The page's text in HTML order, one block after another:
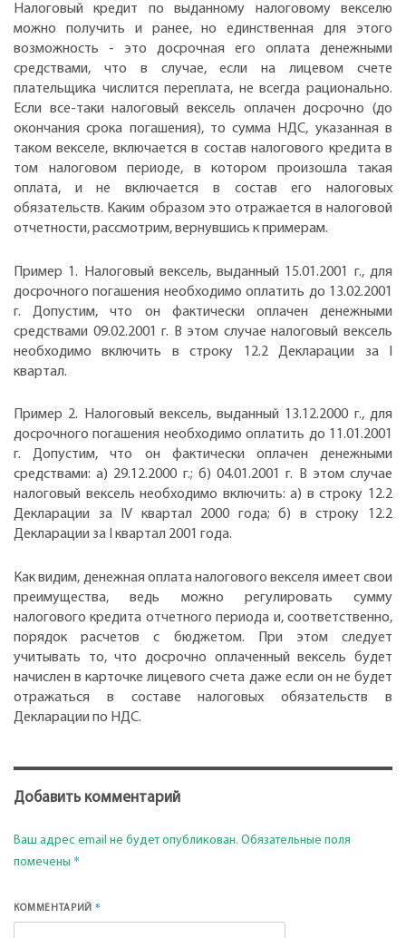
Налоговый кредит по выданному налоговому векселю
можно получить и ранее, но единственная для этого
возможность - это досрочная его оплата денежными
средствами, что в случае, если на лицевом счете
плательщика числится переплата, не всегда рационально.
Если все-таки налоговый вексель оплачен досрочно (до
окончания срока погашения), то сумма НДС, указанная в
таком векселе, включается в состав налогового кредита в
том налоговом периоде, в котором произошла такая
оплата, и не включается в состав его налоговых
обязательств. Каким образом это отражается в налоговой
отчетности, рассмотрим, вернувшись к примерам.
Пример 1. Налоговый вексель, выданный 15.01.2001 г., для
досрочного погашения необходимо оплатить до 13.02.2001
г. Допустим, что он фактически оплачен денежными
средствами 09.02.2001 г. В этом случае налоговый вексель
необходимо включить в строку 12.2 Декларации за I
квартал.
Пример 2. Налоговый вексель, выданный 13.12.2000 г., для
досрочного погашения необходимо оплатить до 11.01.2001
г. Допустим, что он фактически оплачен денежными
средствами: а) 29.12.2000 г.; б) 04.01.2001 г. В этом случае
налоговый вексель необходимо включить: а) в строку 12.2
Декларации за IV квартал 2000 года; б) в строку 12.2
Декларации за I квартал 2001 года.
Как видим, денежная оплата налогового векселя имеет свои
преимущества, ведь можно регулировать сумму
налогового кредита отчетного периода и, соответственно,
порядок расчетов с бюджетом. При этом следует
учитывать то, что досрочно оплаченный вексель будет
начислен в карточке лицевого счета даже если он не будет
отражаться в составе налоговых обязательств в
Декларации по НДС.
Добавить комментарий
Ваш адрес email не будет опубликован. Обязательные поля
помечены *
КОММЕНТАРИЙ*